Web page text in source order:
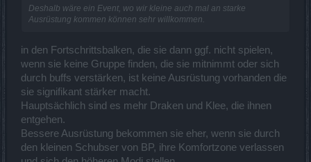
Deshalb wäre ein Event, wo wir kleine auch mal an starke
Ausrüstung kommen können sehr willkommen.
in den Fortschrittsbalken, die sie dann ggf. nicht spielen,
wenn sie keine Gruppe finden, die sie mitnimmt oder sich
durch buffs verstärken, ist keine Ausrüstung vorhanden die
sie signifikant stärker macht.
Hauptsächlich sind es mehr Draken und Klee, die ihnen
entgehen.
Bessere Ausrüstung bekommen sie eher, wenn sie durch
den kleinen Schubser von BP, ihre Komfortzone verlassen